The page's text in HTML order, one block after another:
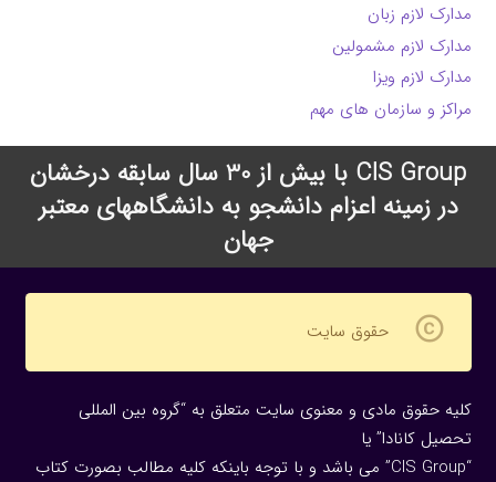
مدارک لازم زبان
مدارک لازم مشمولین
مدارک لازم ویزا
مراکز و سازمان های مهم
CIS Group با بیش از 30 سال سابقه درخشان
در زمینه اعزام دانشجو به دانشگاههای معتبر
جهان
copyright حقوق سایت
کلیه حقوق مادی و معنوی سایت متعلق به “گروه بین المللی
تحصیل کانادا” یا
“CIS Group” می باشد و با توجه باینکه کلیه مطالب بصورت کتاب